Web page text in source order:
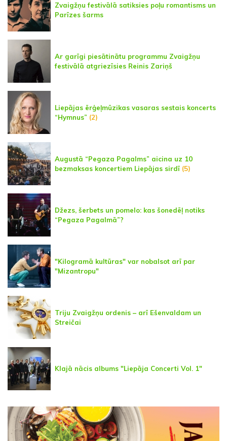
Zvaigžņu festivālā satiksies poļu romantisms un
Parīzes šarms
Ar garīgi piesātinātu programmu Zvaigžņu
festivālā atgriezīsies Reinis Zariņš
Liepājas ērģeļmūzikas vasaras sestais koncerts
“Hymnus” (2)
Augustā “Pegaza Pagalms” aicina uz 10
bezmaksas koncertiem Liepājas sirdī (5)
Džezs, šerbets un pomelo: kas šonedēļ notiks
“Pegaza Pagalmā”?
"Kilogramā kultūras" var nobalsot arī par
"Mizantropu"
Triju Zvaigžņu ordenis – arī Ešenvaldam un
Streičai
Klajā nācis albums "Liepāja Concerti Vol. 1"